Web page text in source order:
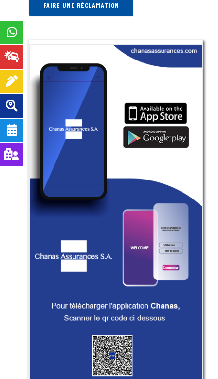
FAIRE UNE RÉCLAMATION